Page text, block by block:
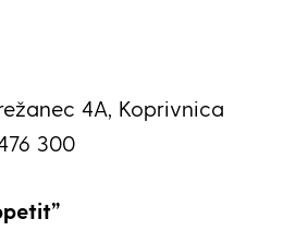
4A, Koprivnica
300